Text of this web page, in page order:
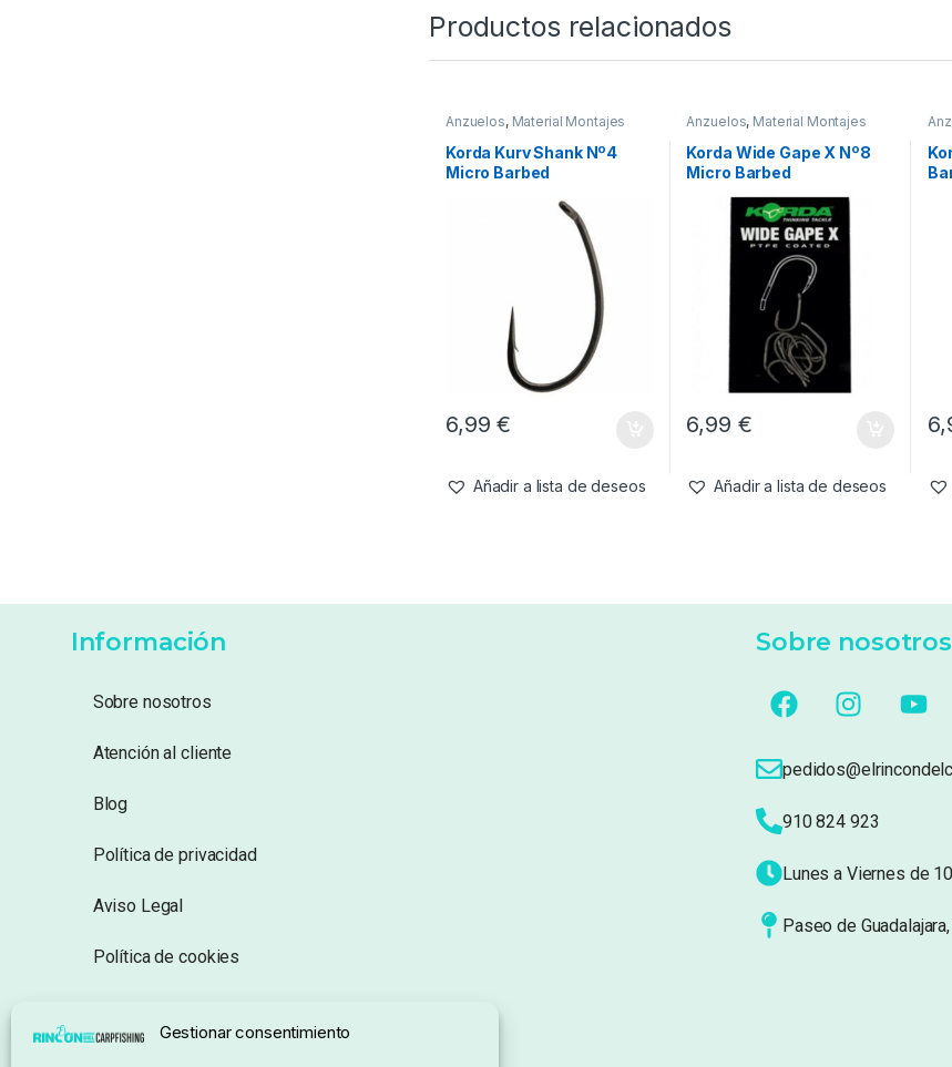
Gestionar consentimiento
Productos relacionados
Anzuelos, Material Montajes
Korda Kurv Shank Nº4
Micro Barbed
6,99€
Añadir a lista de deseos
Anzuelos, Material Montajes
Korda Wide Gape X Nº8
Micro Barbed
6,99 €
Añadir a lista de deseos
Información
Sobre nosotros
Atención al cliente
Blog
Política de privacidad
Aviso Legal
Política de cookies
Sobre nosotros
910 824 923
Lunes a Viernes de
Paseo de